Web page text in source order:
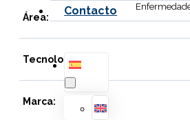
Contacto
Área:
Tecnología:
Marca: